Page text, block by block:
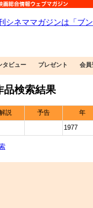
タビュー プレゼント 会員
検索結果
説 予告 年
1977